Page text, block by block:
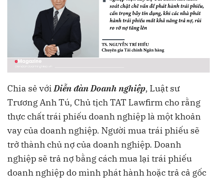
Chia sẻ vớiDiễn đàn Doanh nghiệp, Luật sư
Trương Anh Tú, Chủ tịch TAT Lawfirm cho rằng
thực chất trái phiếu doanh nghiệp là một khoản
vay của doanh nghiệp. Người mua trái phiếu sẽ
trở thành chủ nợ của doanh nghiệp. Doanh
nghiệp sẽ trả nợ bằng cách mua lại trái phiếu
doanh nghiệp do mình phát hành hoặc trả cả gốc